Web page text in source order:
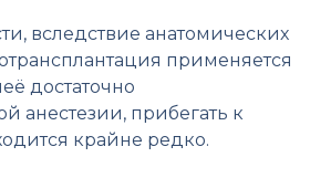
вследствие анатомических
применяется
достаточно
анестезии, прибегать к
крайне редко.